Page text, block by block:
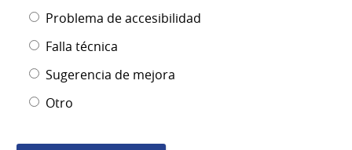
Problema de accesibilidad
Falla técnica
Sugerencia de mejora
Otro